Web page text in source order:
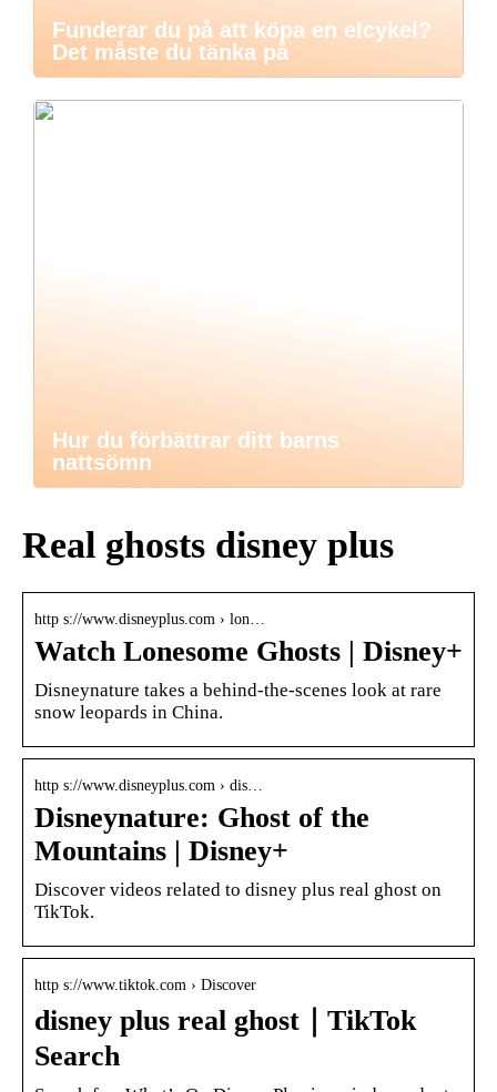
Funderar du på att köpa en elcykel?
Det måste du tänka på
Hur du förbättrar ditt barns
nattsömn
Real ghosts disney plus
http s://www.disneyplus.com › lon…
Watch Lonesome Ghosts | Disney+
Disneynature takes a behind-the-scenes look at rare
snow leopards in China.
http s://www.disneyplus.com › dis…
Disneynature: Ghost of the
Mountains | Disney+
Discover videos related to disney plus real ghost on
TikTok.
http s://www.tiktok.com › Discover
disney plus real ghost｜TikTok
Search